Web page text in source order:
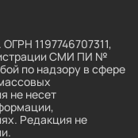
1197746707311,
СМИ ПИ №
по надзору в сфере
не несет
Редакция не